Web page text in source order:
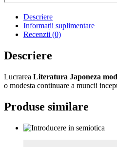
Descriere
Informații suplimentare
Recenzii (0)
Descriere
Lucrarea Literatura Japoneza
o modesta continuare a muncii
Produse similare